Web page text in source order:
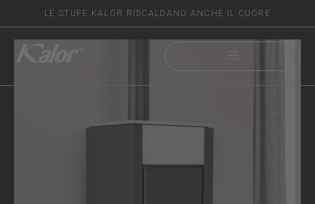
LE STUFE KALOR RISCALDANO ANCHE IL CUORE